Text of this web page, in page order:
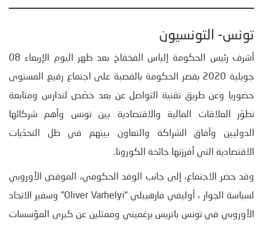
تونس- التونسيون
أشرف رئيس الحكومة إلياس الفخفاخ بعد ظهر اليوم الإربعاء 08
جويلية 2020 بقصر الحكومة بالقصبة على اجتماع رفيع المستوى
حضوريا وعن طريق تقنية التواصل عن بعد خصّص لتدارس ومتابعة
تطوّر العلاقات المالية والاقتصادية بين تونس وأهم شركائها
الدوليين وآفاق الشراكة والتعاون بينهم في ظل التحدّيات
الاقتصادية التي أفرزتها جائحة الكورونا.
وقد حضر الاجتماع، إلى جانب الوفد الحكومي، الموفض الأوروبي
لسياسة الجوار ، أوليفي فارهيبلي “Oliver Varhelyi” وسفير الاتحاد
الأوروبي في تونس باتريس برغميني وممثلين عن كبرى المؤسسات